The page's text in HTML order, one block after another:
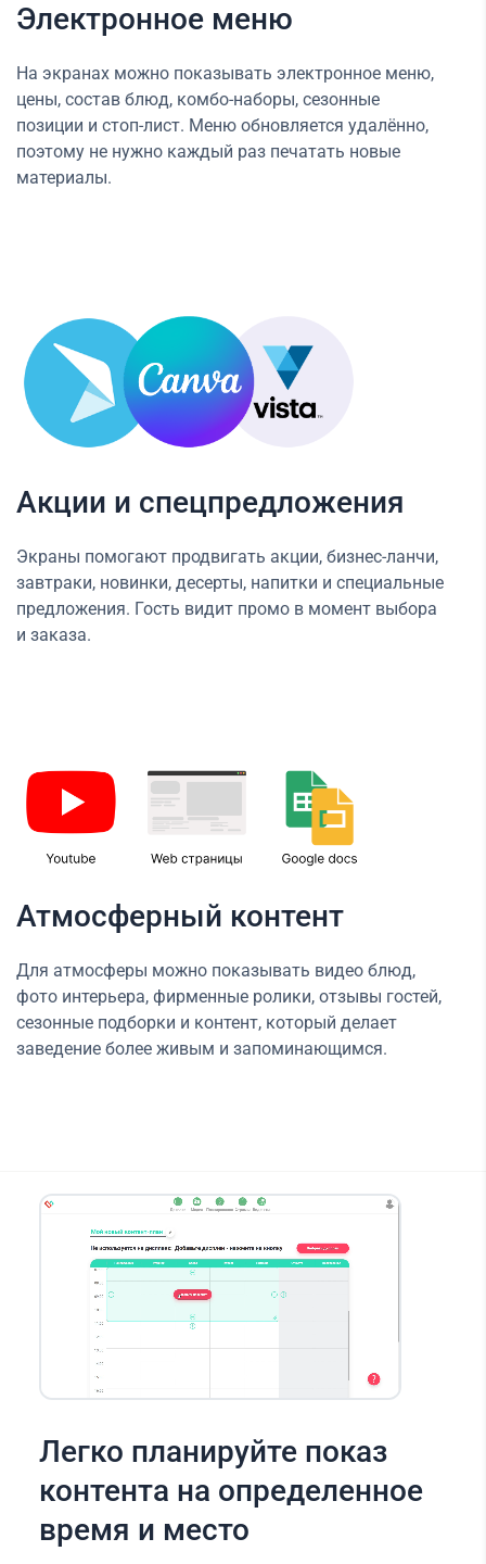
Электронное меню
На экранах можно показывать электронное меню,
цены, состав блюд, комбо-наборы, сезонные
позиции и стоп-лист. Меню обновляется удалённо,
поэтому не нужно каждый раз печатать новые
материалы.
Акции и спецпредложения
Экраны помогают продвигать акции, бизнес-ланчи,
завтраки, новинки, десерты, напитки и специальные
предложения. Гость видит промо в момент выбора
и заказа.
Атмосферный контент
Для атмосферы можно показывать видео блюд,
фото интерьера, фирменные ролики, отзывы гостей,
сезонные подборки и контент, который делает
заведение более живым и запоминающимся.
Легко планируйте показ
контента на определенное
время и место